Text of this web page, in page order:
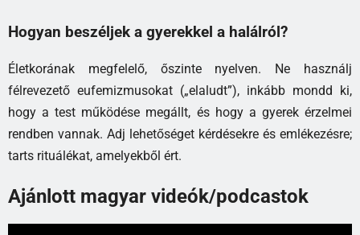
Hogyan beszéljek a gyerekkel a halálról?
Életkorának megfelelő, őszinte nyelven. Ne használj
félrevezető eufemizmusokat („elaludt”), inkább mondd ki,
hogy a test működése megállt, és hogy a gyerek érzelmei
rendben vannak. Adj lehetőséget kérdésekre és emlékezésre;
tarts rituálékat, amelyekből ért.
Ajánlott magyar videók/podcastok